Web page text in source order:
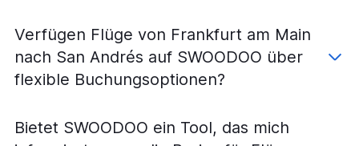
Verfügen Flüge von Frankfurt am Main
nach San Andrés auf SWOODOO über
flexible Buchungsoptionen?
Bietet SWOODOO ein Tool, das mich